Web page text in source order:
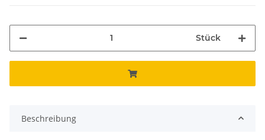
Stück
Beschreibung